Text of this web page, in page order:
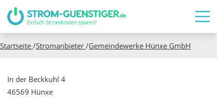
Startseite /Stromanbieter /Gemeindewerke Hünxe GmbH
In der Beckkuhl 4
46569 Hünxe